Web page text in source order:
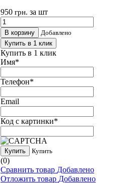
950 грн. за шт
В корзину
Добавлено
Купить в 1 клик
Купить в 1 клик
Имя*
Телефон*
Email
Код с картинки*
Купить Купить
(0)
Сравнить товар Добавлено
Отложить товар Добавлено